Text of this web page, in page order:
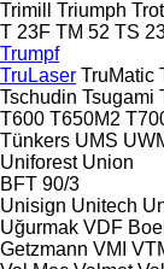
Trimill
Triumph
T 23F TM 52 TS
Trumpf
TruLaser TruMatic
Tschudin Tsugami
T600 T650M2
Tünkers UMS
Uniforest Union
BFT 90/3
Unisign Unitech
Uğurmak VDF
Getzmann VMI